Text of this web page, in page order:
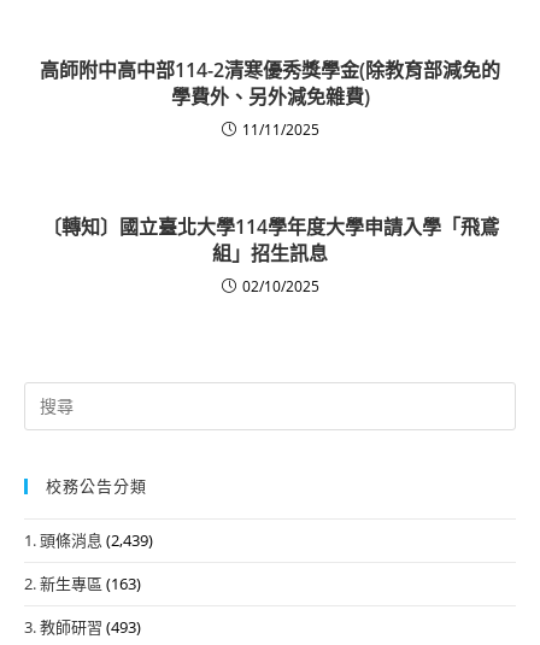
高師附中高中部114-2清寒優秀獎學金(除教育部減免的
學費外、另外減免雜費)
11/11/2025
〔轉知〕國立臺北大學114學年度大學申請入學「飛鳶
組」招生訊息
02/10/2025
Search
for:
校務公告分類
1. 頭條消息 (2,439)
2. 新生專區 (163)
3. 教師研習 (493)